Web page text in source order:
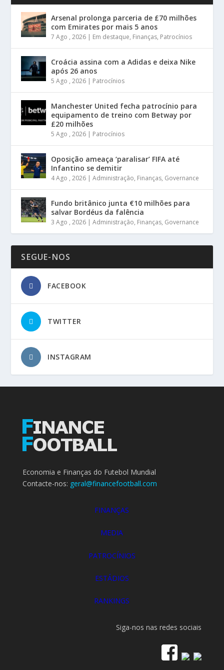
Arsenal prolonga parceria de £70 milhões
com Emirates por mais 5 anos
7 Ago , 2026 | Em destaque, Finanças, Patrocínios
Croácia assina com a Adidas e deixa Nike
após 26 anos
5 Ago , 2026 | Patrocínios
Manchester United fecha patrocínio para
equipamento de treino com Betway por
£20 milhões
5 Ago , 2026 | Patrocínios
Oposição ameaça ‘paralisar’ FIFA até
Infantino se demitir
4 Ago , 2026 |Administração, Finanças, Governance
Fundo britânico junta €10 milhões para
salvar Bordéus da falência
3 Ago , 2026 |Administração, Finanças, Governance
SEGUE-NOS
FACEBOOK
TWITTER
INSTAGRAM
Economia e Finanças do Futebol Mundial
Contacte-nos: geral@financefootball.com
FINANÇAS
MEDIA
PATROCÍNIOS
ESTÁDIOS
RANKINGS
Siga-nos nas redes sociais